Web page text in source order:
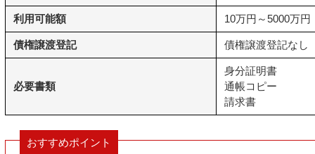
利用可能額 10万円～5000万円
債権譲渡登記 債権譲渡登記なし
必要書類
身分証明書
通帳コピー
請求書
おすすめポイント